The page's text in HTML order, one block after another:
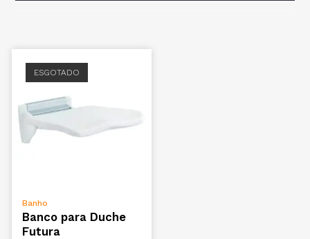
ESGOTADO
Banho
Banco para Duche
Futura